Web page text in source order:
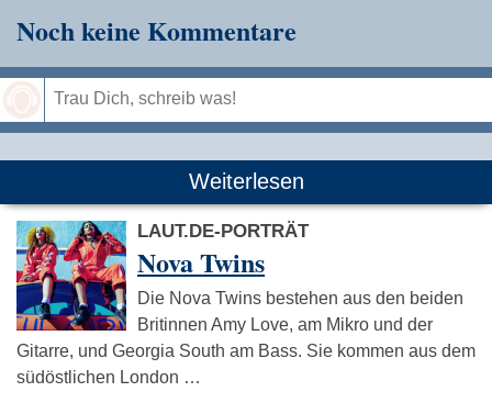
Noch keine Kommentare
Weiterlesen
LAUT.DE-PORTRÄT
Nova Twins
Die Nova Twins bestehen aus den beiden
Britinnen Amy Love, am Mikro und der
Gitarre, und Georgia South am Bass. Sie kommen aus dem
südöstlichen London …